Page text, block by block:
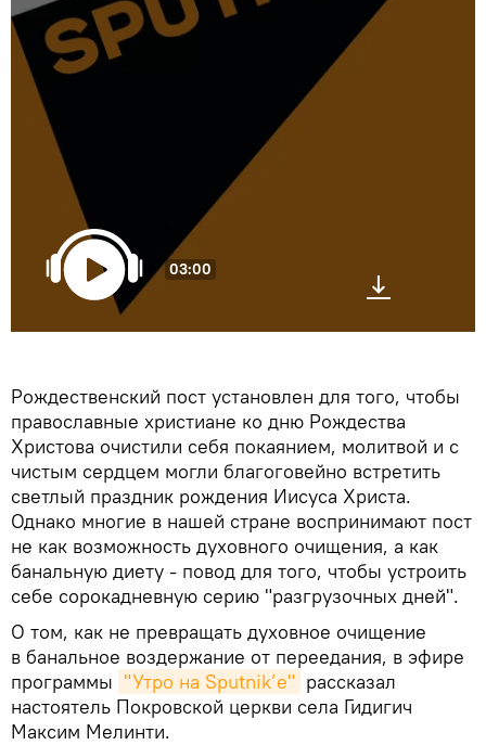
03:00
Рождественский пост установлен для того, чтобы
православные христиане ко дню Рождества
Христова очистили себя покаянием, молитвой и с
чистым сердцем могли благоговейно встретить
светлый праздник рождения Иисуса Христа.
Однако многие в нашей стране воспринимают пост
не как возможность духовного очищения, а как
банальную диету - повод для того, чтобы устроить
себе сорокадневную серию "разгрузочных дней".
О том, как не превращать духовное очищение
в банальное воздержание от переедания, в эфире
программы "Утро на Sputnik’e" рассказал
настоятель Покровской церкви села Гидигич
Максим Мелинти.